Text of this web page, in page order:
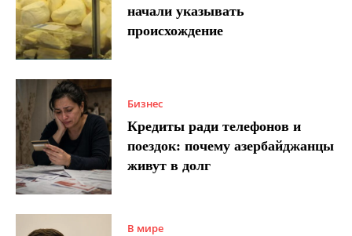
начали указывать
происхождение
Бизнес
Кредиты ради телефонов и
поездок: почему азербайджанцы
живут в долг
В мире